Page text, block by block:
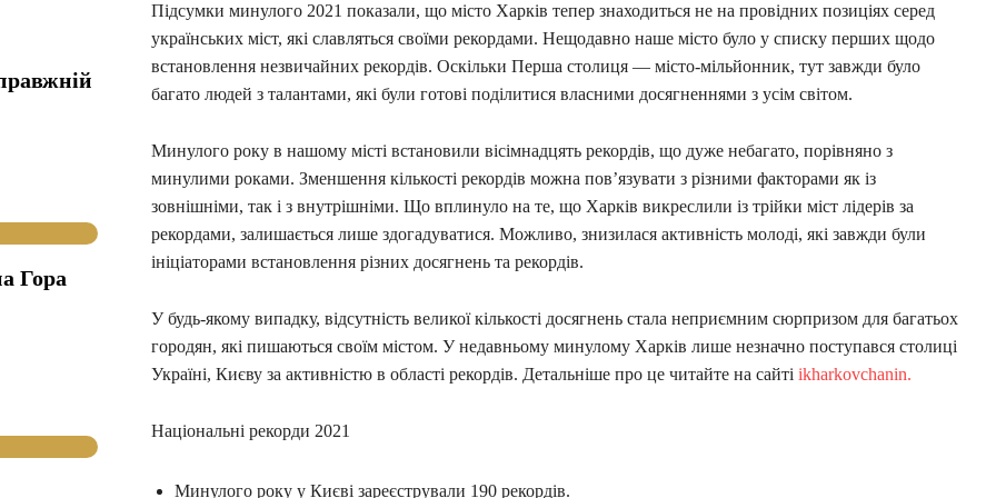
Гора
Підсумки минулого 2021 показали, що місто Харків тепер знаходиться не на провідних позиціях серед
українських міст, які славляться своїми рекордами. Нещодавно наше місто було у списку перших щодо
встановлення незвичайних рекордів. Оскільки Перша столиця — місто-мільйонник, тут завжди було
багато людей з талантами, які були готові поділитися власними досягненнями з усім світом.
Минулого року в нашому місті встановили вісімнадцять рекордів, що дуже небагато, порівняно з
минулими роками. Зменшення кількості рекордів можна пов’язувати з різними факторами як із
зовнішніми, так і з внутрішніми. Що вплинуло на те, що Харків викреслили із трійки міст лідерів за
рекордами, залишається лише здогадуватися. Можливо, знизилася активність молоді, які завжди були
ініціаторами встановлення різних досягнень та рекордів.
У будь-якому випадку, відсутність великої кількості досягнень стала неприємним сюрпризом для багатьох
городян, які пишаються своїм містом. У недавньому минулому Харків лише незначно поступався столиці
Україні, Києву за активністю в області рекордів. Детальніше про це читайте на сайті ikharkovchanin.
Національні рекорди 2021
Минулого року у Києві зареєстрували 190 рекордів.